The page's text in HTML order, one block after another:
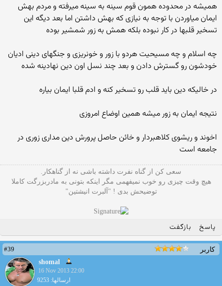
همیشه در محدوده همون قوم سینه به سینه میرفته و مردم بهش
ایمان میاوردن با توجه به نیازی که بهش داشتن اما بعد دیگه این
تسخیر قلبها در کار نبوده بلکه همش به زور شمشیر بوده
چه اسلام و چه مسیحیت هردو با زور و خونریزی و جنگهای دینی ادیان
خودشون رو گسترش دادن و بعد چند نسل اون دین نهادینه شده
در خالیکه دین باید قلب رو تسخیر کنه و ادم قلبا ایمان بیاره
نتیجه ایمان به زور میشه همین اوضاع امروزی
اخوند و ریشوی کلاهبردار و خائن حاصل پرورش دین مداری زوری در
جامعه است
سعی کن از گناه نفرت داشته باشی نه از گناهکار.
هیچ وقت چیزی رو خوب نمیفهمی مگر اینکه بتونی به مادربزرگت کاملا
توضیحش بدی ! "آلبرت انیشتین"
پاسخ بازگفت
کاربر
#39
shomal
16 Nov 2013 22:00
ارسالها: 9253